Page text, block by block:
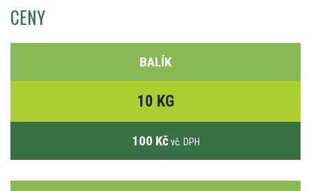
CENY
BALÍK
10 KG
100 Kč vč. DPH